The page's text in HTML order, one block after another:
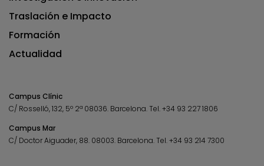
Traslación e Impacto
Formación
Actualidad
Campus Clínic
C/ Rosselló, 132, 5º 2ª 08036. Barcelona.Tel.+34 93 227 1806
Campus Mar
C/ Doctor Aiguader, 88. 08003. Barcelona.Tel.+34 93 214 7300